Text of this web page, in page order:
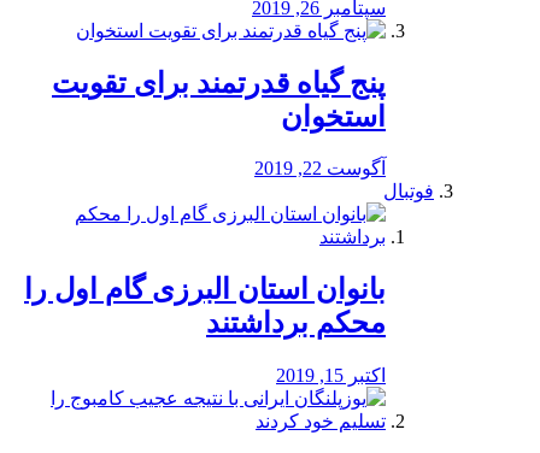
سپتامبر 26, 2019
پنج گیاه قدرتمند برای تقویت
استخوان
آگوست 22, 2019
فوتبال
بانوان استان البرزی گام اول را
محكم برداشتند
اکتبر 15, 2019